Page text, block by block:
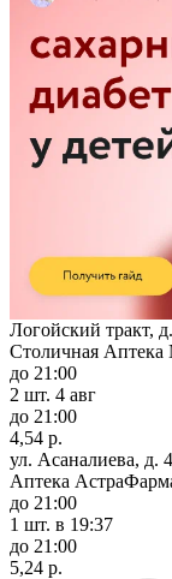
Логойский тракт,
Столичная
до 21:00
2 шт. 4 авг
до 21:00
4,54 р.
ул. Асаналиева, д.
Аптека
до 21:00
1 шт. в 19:37
до 21:00
5,24 р.